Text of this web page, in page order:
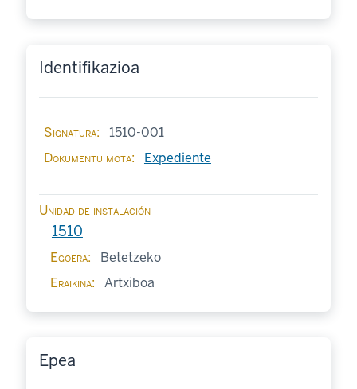
Identifikazioa
Signatura
1510-001
Dokumentu mota
Expediente
Unidad de instalación
1510
Egoera
Betetzeko
Eraikina
Artxiboa
Epea